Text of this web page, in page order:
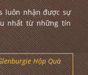
luôn nhận được sự
nhất từ những tín
Hộp Quà